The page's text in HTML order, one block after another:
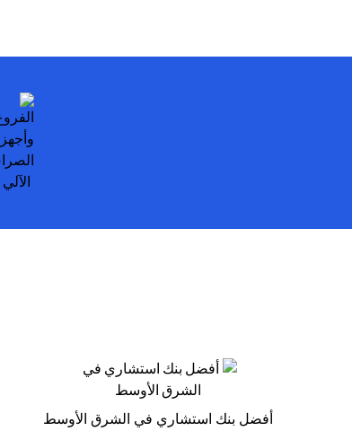
أفضل بنك استشاري في الشرق الأوسط